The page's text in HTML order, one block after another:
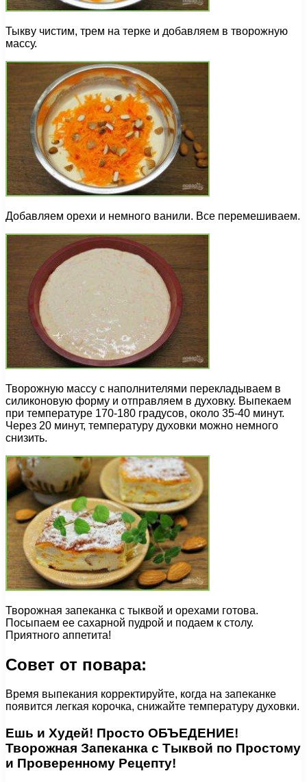
Тыкву чистим, трем на терке и добавляем в творожную
массу.
Добавляем орехи и немного ванили. Все перемешиваем.
Творожную массу с наполнителями перекладываем в
силиконовую форму и отправляем в духовку. Выпекаем
при температуре 170-180 градусов, около 35-40 минут.
Через 20 минут, температуру духовки можно немного
снизить.
Творожная запеканка с тыквой и орехами готова.
Посыпаем ее сахарной пудрой и подаем к столу.
Приятного аппетита!
Совет от повара:
Время выпекания корректируйте, когда на запеканке
появится легкая корочка, снижайте температуру духовки.
Ешь и Худей! Просто ОБЪЕДЕНИЕ!
Творожная Запеканка с Тыквой по Простому
и Проверенному Рецепту!